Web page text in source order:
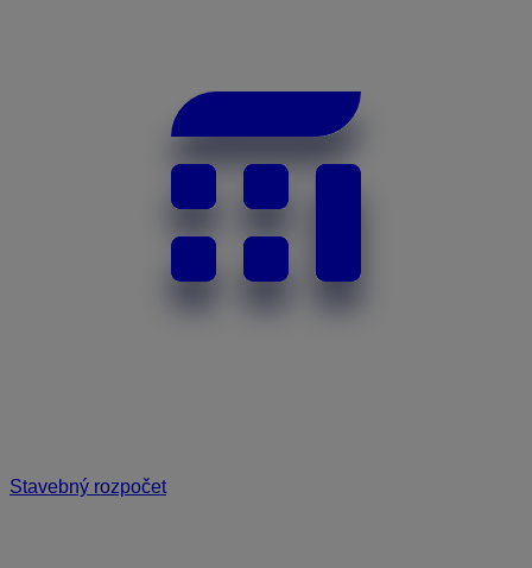
Stavebný rozpočet